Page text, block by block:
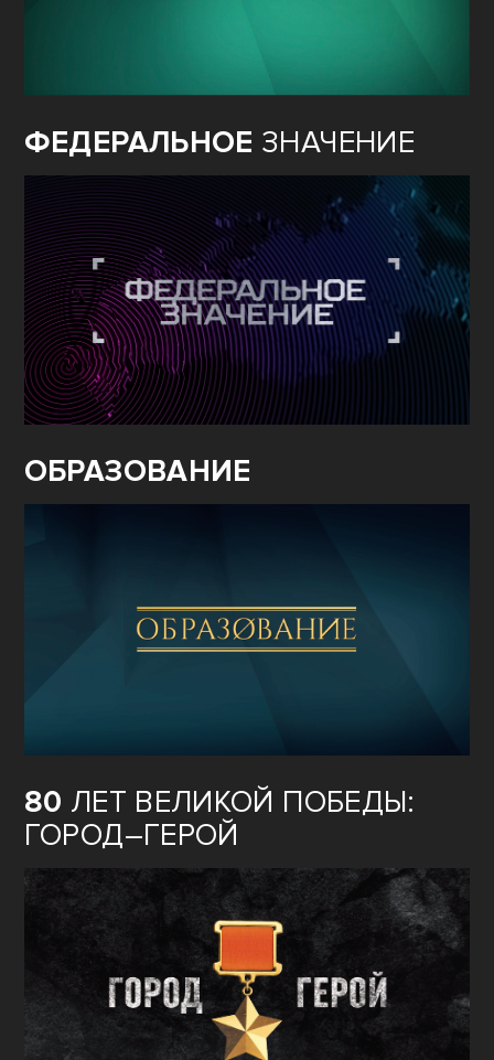
ФЕДЕРАЛЬНОЕ ЗНАЧЕНИЕ
ОБРАЗОВАНИЕ
80 ЛЕТ ВЕЛИКОЙ ПОБЕДЫ:
ГОРОД–ГЕРОЙ